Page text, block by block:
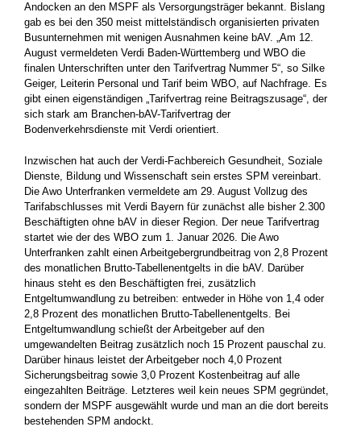
Andocken an den MSPF als Versorgungsträger bekannt. Bislang
gab es bei den 350 meist mittelständisch organisierten privaten
Busunternehmen mit wenigen Ausnahmen keine bAV. „Am 12.
August vermeldeten Verdi Baden-Württemberg und WBO die
finalen Unterschriften unter den Tarifvertrag Nummer 5“, so Silke
Geiger, Leiterin Personal und Tarif beim WBO, auf Nachfrage. Es
gibt einen eigenständigen „Tarifvertrag reine Beitragszusage“, der
sich stark am Branchen-bAV-Tarifvertrag der
Bodenverkehrsdienste mit Verdi orientiert.
Inzwischen hat auch der Verdi-Fachbereich Gesundheit, Soziale
Dienste, Bildung und Wissenschaft sein erstes SPM vereinbart.
Die Awo Unterfranken vermeldete am 29. August Vollzug des
Tarifabschlusses mit Verdi Bayern für zunächst alle bisher 2.300
Beschäftigten ohne bAV in dieser Region. Der neue Tarifvertrag
startet wie der des WBO zum 1. Januar 2026. Die Awo
Unterfranken zahlt einen Arbeitgebergrundbeitrag von 2,8 Prozent
des monatlichen Brutto-Tabellenentgelts in die bAV. Darüber
hinaus steht es den Beschäftigten frei, zusätzlich
Entgeltumwandlung zu betreiben: entweder in Höhe von 1,4 oder
2,8 Prozent des monatlichen Brutto-Tabellenentgelts. Bei
Entgeltumwandlung schießt der Arbeitgeber auf den
umgewandelten Beitrag zusätzlich noch 15 Prozent pauschal zu.
Darüber hinaus leistet der Arbeitgeber noch 4,0 Prozent
Sicherungsbeitrag sowie 3,0 Prozent Kostenbeitrag auf alle
eingezahlten Beiträge. Letzteres weil kein neues SPM gegründet,
sondern der MSPF ausgewählt wurde und man an die dort bereits
bestehenden SPM andockt.